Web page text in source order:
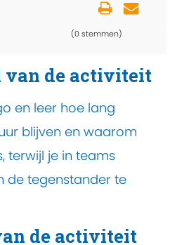
(0 stemmen)
van de activiteit
en leer hoe lang
blijven en waarom
terwijl je in teams
de tegenstander te
de activiteit